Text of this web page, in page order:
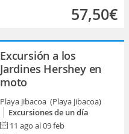
57,50€
Excursión a los
Jardines Hershey en
moto
Playa Jibacoa (Playa Jibacoa)
Excursiones de un día
11 ago al 09 feb